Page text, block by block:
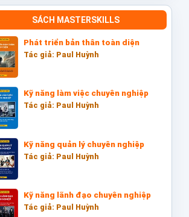
SÁCH MASTERSKILLS
Phát triển bản thân toàn diện
Tác giả: Paul Huỳnh
Kỹ năng làm việc chuyên nghiệp
Tác giả: Paul Huỳnh
Kỹ năng quản lý chuyên nghiệp
Tác giả: Paul Huỳnh
Kỹ năng lãnh đạo chuyên nghiệp
Tác giả: Paul Huỳnh